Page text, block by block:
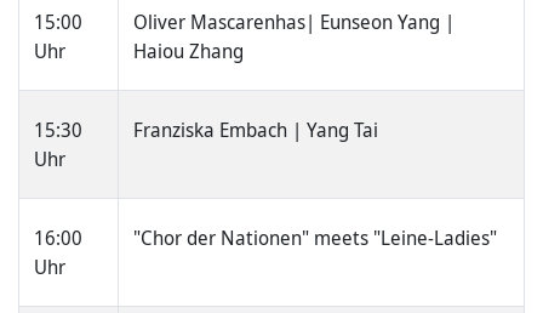
15:00
Uhr
Oliver Mascarenhas| Eunseon Yang |
Haiou Zhang
15:30
Uhr
Franziska Embach | Yang Tai
16:00
Uhr
"Chor der Nationen" meets "Leine-Ladies"